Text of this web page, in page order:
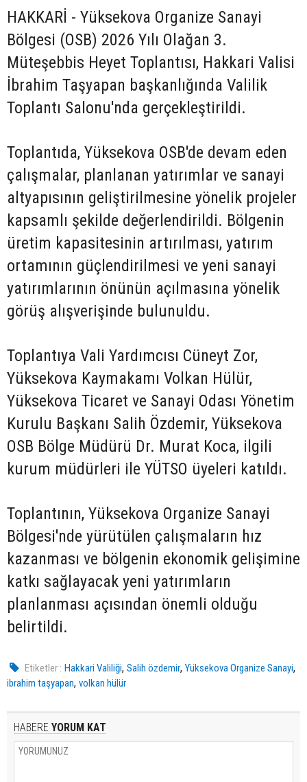
HAKKARİ - Yüksekova Organize Sanayi
Bölgesi (OSB) 2026 Yılı Olağan 3.
Müteşebbis Heyet Toplantısı, Hakkari Valisi
İbrahim Taşyapan başkanlığında Valilik
Toplantı Salonu'nda gerçekleştirildi.
Toplantıda, Yüksekova OSB'de devam eden
çalışmalar, planlanan yatırımlar ve sanayi
altyapısının geliştirilmesine yönelik projeler
kapsamlı şekilde değerlendirildi. Bölgenin
üretim kapasitesinin artırılması, yatırım
ortamının güçlendirilmesi ve yeni sanayi
yatırımlarının önünün açılmasına yönelik
görüş alışverişinde bulunuldu.
Toplantıya Vali Yardımcısı Cüneyt Zor,
Yüksekova Kaymakamı Volkan Hülür,
Yüksekova Ticaret ve Sanayi Odası Yönetim
Kurulu Başkanı Salih Özdemir, Yüksekova
OSB Bölge Müdürü Dr. Murat Koca, ilgili
kurum müdürleri ile YÜTSO üyeleri katıldı.
Toplantının, Yüksekova Organize Sanayi
Bölgesi'nde yürütülen çalışmaların hız
kazanması ve bölgenin ekonomik gelişimine
katkı sağlayacak yeni yatırımların
planlanması açısından önemli olduğu
belirtildi.
Etiketler : Hakkari Valiliği,Salih özdemir,Yüksekova Organize Sanayi,
ibrahim taşyapan, volkan hülür
HABERE YORUM KAT